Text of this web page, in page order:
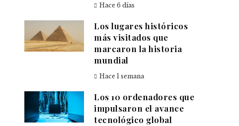
Hace 6 días
Los lugares históricos
más visitados que
marcaron la historia
mundial
Hace 1 semana
Los 10 ordenadores que
impulsaron el avance
tecnológico global